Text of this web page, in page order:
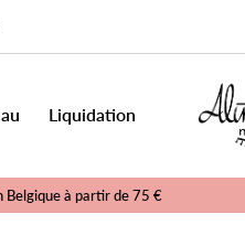
Liquidation
Belgique à partir de 75 €